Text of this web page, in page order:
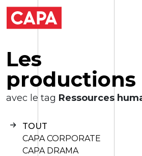
Les
productions
avec le tag Ressources
TOUT
CAPA CORPORATE
CAPA DRAMA